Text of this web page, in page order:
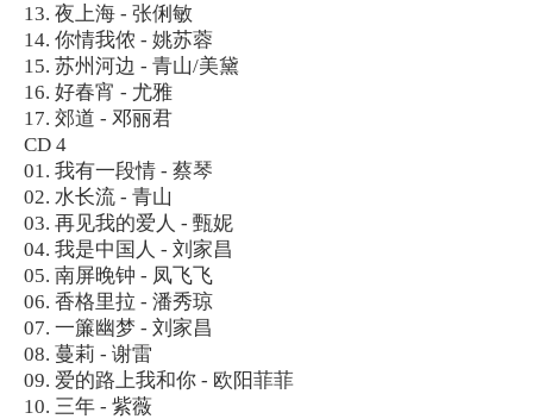
13. 夜上海 - 张俐敏
14. 你情我侬 - 姚苏蓉
15. 苏州河边 - 青山/美黛
16. 好春宵 - 尤雅
17. 郊道 - 邓丽君
CD 4
01. 我有一段情 - 蔡琴
02. 水长流 - 青山
03. 再见我的爱人 - 甄妮
04. 我是中国人 - 刘家昌
05. 南屏晚钟 - 凤飞飞
06. 香格里拉 - 潘秀琼
07. 一簾幽梦 - 刘家昌
08. 蔓莉 - 谢雷
09. 爱的路上我和你 - 欧阳菲菲
10. 三年 - 紫薇